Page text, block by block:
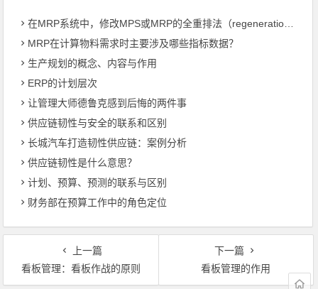
在MRP系统中，修改MPS或MRP的全重排法（regeneration）和净改变法？
MRP在计算物料需求时主要涉及哪些指标数据？
生产规划的概念、内容与作用
ERP的计划层次
让管理大师德鲁克感到后悔的两件事
供应链韧性与安全的联系和区别
长城汽车打造韧性供应链：案例分析
供应链韧性是什么意思？
计划、预算、预测的联系与区别
财务部在预算工作中的角色定位
上一篇
看板管理：看板作战的原则
下一篇
看板管理的作用